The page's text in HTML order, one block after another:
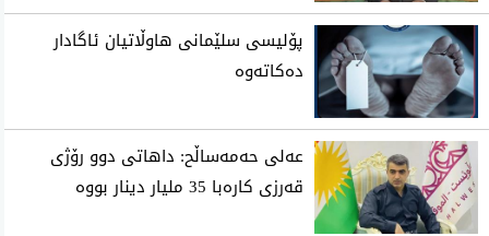
پۆلیسی سلێمانی هاوڵاتیان ئاگادار
ده‌كاته‌وه‌
عه‌لی حه‌مه‌ساڵح: داهاتی دوو رۆژی
قه‌رزی كاره‌با 35 ملیار دینار بووه‌